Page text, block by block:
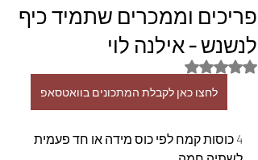
פריכים וממכרים שתמיד כיף
לנשנש - אילנה לוי
דירוג של NaN מתוך 5 כוכבים
לחצו כאן לקבלת המתכונים בוואטסאפ
4 כוסות קמח לפי כוס מידה או חד פעמית